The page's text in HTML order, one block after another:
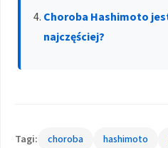
Choroba Hashimoto
najczęściej?
Tagi: choroba hashimoto